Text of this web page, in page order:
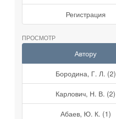
Регистрация
ПРОСМОТР
Автору
Бородина, Г. Л. (2)
Карлович, Н. В. (2)
Абаев, Ю. К. (1)